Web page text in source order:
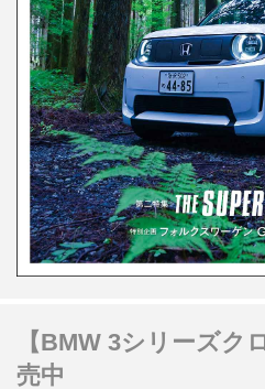
【BMW 3シリーズク
売中